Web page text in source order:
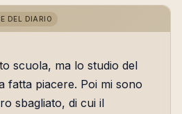
DEL DIARIO
scuola, ma lo studio del
fatta piacere. Poi mi sono
sbagliato, di cui il